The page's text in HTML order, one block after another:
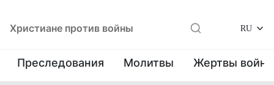
Христиане против войны RU
Преследования Молитвы Жертвы